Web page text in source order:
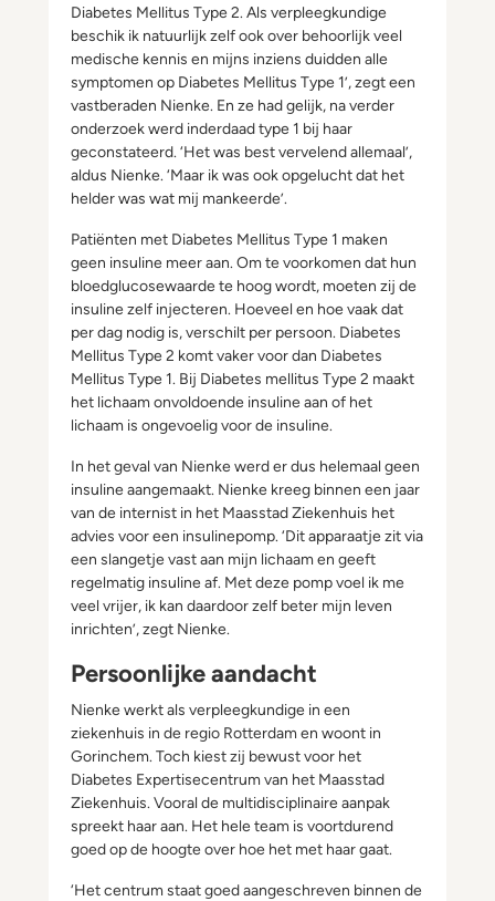
Diabetes Mellitus Type 2. Als verpleegkundige
beschik ik natuurlijk zelf ook over behoorlijk veel
medische kennis en mijns inziens duidden alle
symptomen op Diabetes Mellitus Type 1’, zegt een
vastberaden Nienke. En ze had gelijk, na verder
onderzoek werd inderdaad type 1 bij haar
geconstateerd. ‘Het was best vervelend allemaal’,
aldus Nienke. ‘Maar ik was ook opgelucht dat het
helder was wat mij mankeerde’.
Patiënten met Diabetes Mellitus Type 1 maken
geen insuline meer aan. Om te voorkomen dat hun
bloedglucosewaarde te hoog wordt, moeten zij de
insuline zelf injecteren. Hoeveel en hoe vaak dat
per dag nodig is, verschilt per persoon. Diabetes
Mellitus Type 2 komt vaker voor dan Diabetes
Mellitus Type 1. Bij Diabetes mellitus Type 2 maakt
het lichaam onvoldoende insuline aan of het
lichaam is ongevoelig voor de insuline.
In het geval van Nienke werd er dus helemaal geen
insuline aangemaakt. Nienke kreeg binnen een jaar
van de internist in het Maasstad Ziekenhuis het
advies voor een insulinepomp. ‘Dit apparaatje zit via
een slangetje vast aan mijn lichaam en geeft
regelmatig insuline af. Met deze pomp voel ik me
veel vrijer, ik kan daardoor zelf beter mijn leven
inrichten’, zegt Nienke.
Persoonlijke aandacht
Nienke werkt als verpleegkundige in een
ziekenhuis in de regio Rotterdam en woont in
Gorinchem. Toch kiest zij bewust voor het
Diabetes Expertisecentrum van het Maasstad
Ziekenhuis. Vooral de multidisciplinaire aanpak
spreekt haar aan. Het hele team is voortdurend
goed op de hoogte over hoe het met haar gaat.
‘Het centrum staat goed aangeschreven binnen de